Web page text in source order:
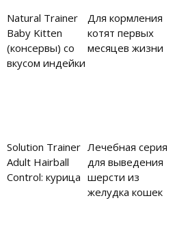
Natural Trainer
Baby Kitten
(консервы) со
вкусом индейки
Для кормления
котят первых
месяцев жизни
Solution Trainer
Adult Hairball
Control: курица
Лечебная серия
для выведения
шерсти из
желудка кошек